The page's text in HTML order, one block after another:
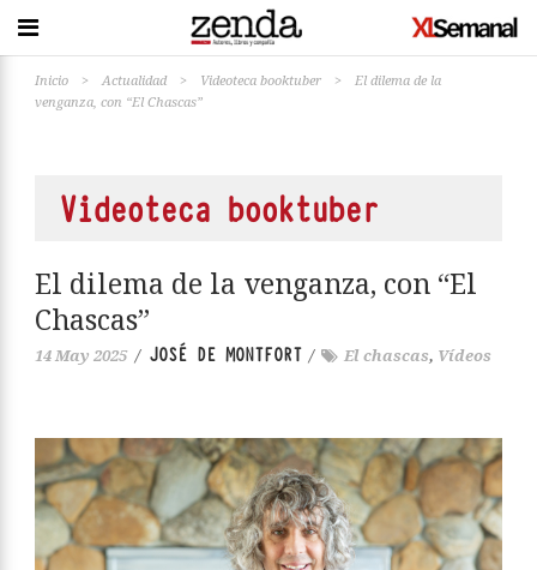
Inicio > Actualidad > Videoteca booktuber >
El dilema de la
venganza, con “El Chascas”
Videoteca booktuber
El dilema de la venganza, con “El
Chascas”
14 May 2025 / JOSÉ DE MONTFORT / El chascas, Vídeos